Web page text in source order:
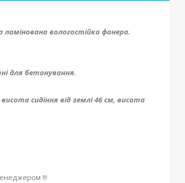
ламінована вологостійка фанера.
для бетонування.
сидіння від землі 46 см, висота
!!!